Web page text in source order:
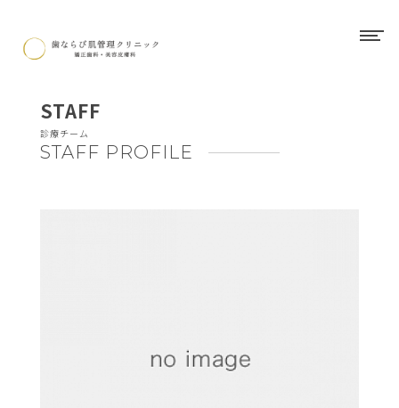
STAFF
診療チーム
STAFF PROFILE